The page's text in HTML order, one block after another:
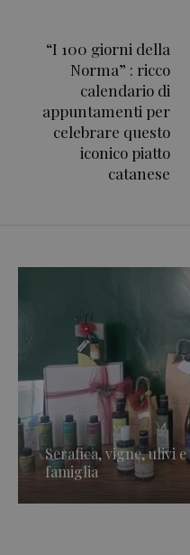
“I 100 giorni della
Norma” : ricco
calendario di
appuntamenti per
celebrare questo
iconico piatto
catanese
Serafica, vigne, ulivi
famiglia